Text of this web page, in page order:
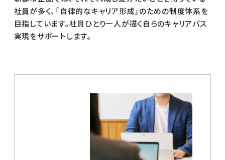
社員が多く、「自律的なキャリア形成」のための制度体系を
目指しています。社員ひとり一人が描く自らのキャリアパス
実現をサポートします。